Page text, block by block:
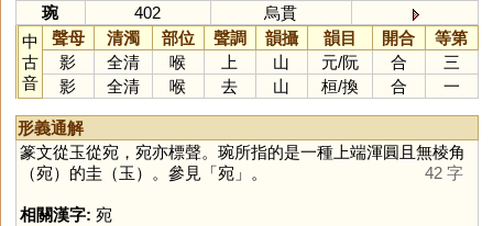
琬
402
烏貫
中
古
音
聲母 清濁 部位 聲調 韻攝 韻目 開合
等第
影
全清 喉 上 山 元/阮 合
三
影
全清 喉 去 山 桓/換 合 一
形義通解
篆文從玉從宛，宛亦標聲。琬所指的是一種上端渾圓且無棱角
（宛）的圭（玉）。參見「宛」。 42 字
相關漢字: 宛